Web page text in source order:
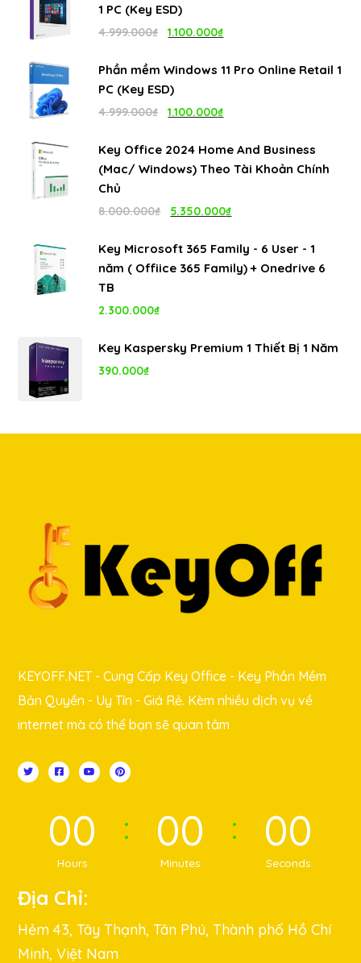
1 PC (Key ESD)
4.999.000₫
Giá
là:
1.100.000₫
tại
Phần mềm Windows 11 Pro Online Retail 1
PC (Key ESD)
4.999.000₫
Giá
là:
1.100.000₫
tại
1.100.000₫.
Key Office 2024 Home And Business
(Mac/ Windows) Theo Tài Khoản Chính
Chủ
8.000.000₫
Giá
là:
5.350.000₫
tại
Key Microsoft 365 Family - 6 User - 1
năm ( Offiice 365 Family) + Onedrive 6
TB
2.300.000₫
Key Kaspersky Premium 1 Thiết Bị 1 Năm
390.000₫
KEYOFF.NET - Cung Cấp Key Office - Key Phần Mềm
Bản Quyền - Uy Tín - Giá Rẻ. Kèm nhiều dịch vụ về
internet mà có thể bạn sẽ quan tâm
00
Hours
00
Minutes
00
Seconds
Địa Chỉ:
Hẻm 43, Tây Thạnh, Tân Phú, Thành phố Hồ Chí
Minh, Việt Nam